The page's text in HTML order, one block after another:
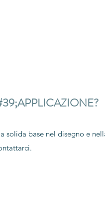
solida base nel disegno e